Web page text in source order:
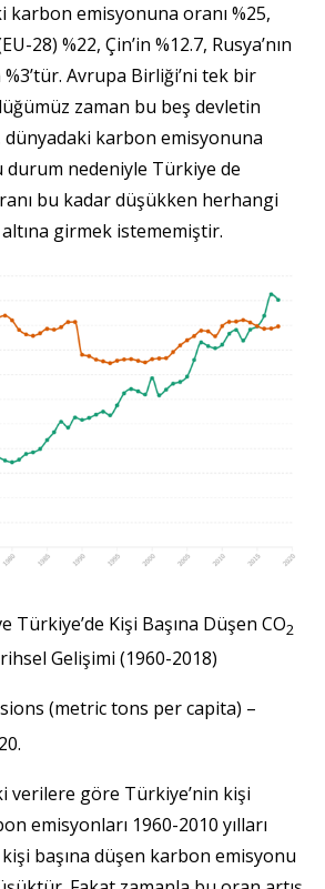
karbon emisyonuna oranı %25,
28) %22, Çin’in %12.7, Rusya’nın
%3’tür. Avrupa Birliği’ni tek bir
zaman bu beş devletin
karbon emisyonuna
durum nedeniyle Türkiye de
bu kadar düşükken herhangi
girmek istememiştir.
Türkiye’de Kişi Başına Düşen CO2
Gelişimi (1960-2018)
(metric tons per capita) –
verilere göre Türkiye’nin kişi
emisyonları 1960-2010 yılları
başına düşen karbon emisyonu